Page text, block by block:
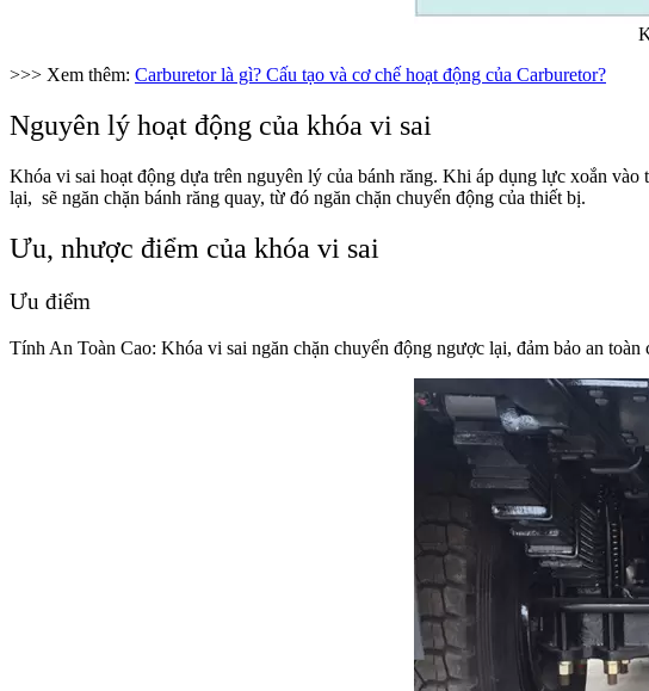
>>> Xem thêm: Carburetor là gì? Cấu tạo và cơ chế hoạt động của Carburetor?
Nguyên lý hoạt động của khóa vi sai
Khóa vi sai hoạt động dựa trên nguyên lý của bánh răng. Khi áp dụng lực xoắn
lại, sẽ ngăn chặn bánh răng quay, từ đó ngăn chặn chuyển động của thiết bị.
Ưu, nhược điểm của khóa vi sai
Ưu điểm
Tính An Toàn Cao: Khóa vi sai ngăn chặn chuyển động ngược lại, đảm bảo an